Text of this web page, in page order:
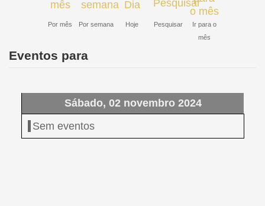
Por mês Por semana Hoje Pesquisar
Ir para o
mês
Eventos para
Sábado, 02 novembro 2024
Sem eventos